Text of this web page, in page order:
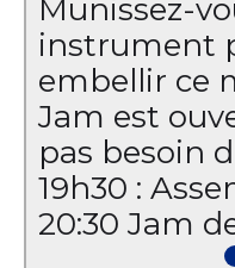
Munissez-
instrument
embellir ce
Jam est
pas besoin
19h30 :
20:30 Jam